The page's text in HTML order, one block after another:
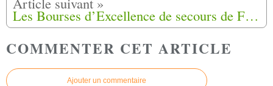
Les Bourses d’Excellence de secours de France
COMMENTER CET ARTICLE
Ajouter un commentaire